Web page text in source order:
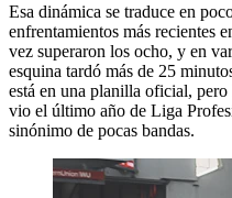
Esa dinámica se traduce en
enfrentamientos más recientes
vez superaron los ocho, y en
esquina tardó más de 25
está en una planilla oficial,
vio el último año de Liga
sinónimo de pocas bandas.